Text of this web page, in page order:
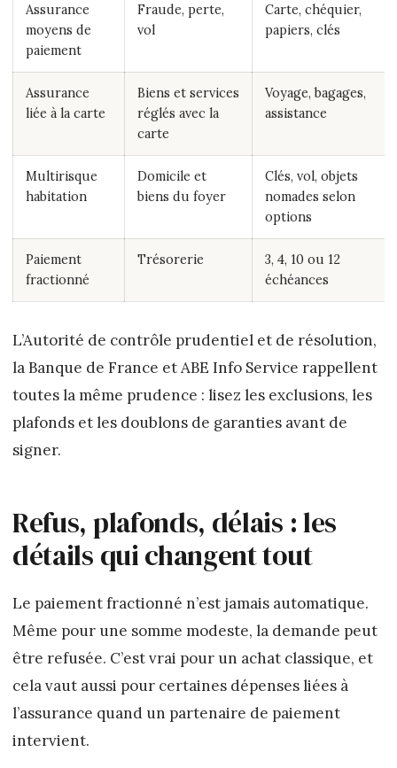
Assurance
moyens de
paiement
Fraude, perte,
vol
Carte, chéquier,
papiers, clés
Assurance
liée à la carte
Biens et services
réglés avec la
carte
Voyage, bagages,
assistance
Multirisque
habitation
Domicile et
biens du foyer
Clés, vol, objets
nomades selon
options
Paiement
fractionné
Trésorerie
3, 4, 10 ou 12
échéances
L’Autorité de contrôle prudentiel et de résolution,
la Banque de France et ABE Info Service rappellent
toutes la même prudence : lisez les exclusions, les
plafonds et les doublons de garanties avant de
signer.
Refus, plafonds, délais : les
détails qui changent tout
Le paiement fractionné n’est jamais automatique.
Même pour une somme modeste, la demande peut
être refusée. C’est vrai pour un achat classique, et
cela vaut aussi pour certaines dépenses liées à
l’assurance quand un partenaire de paiement
intervient.